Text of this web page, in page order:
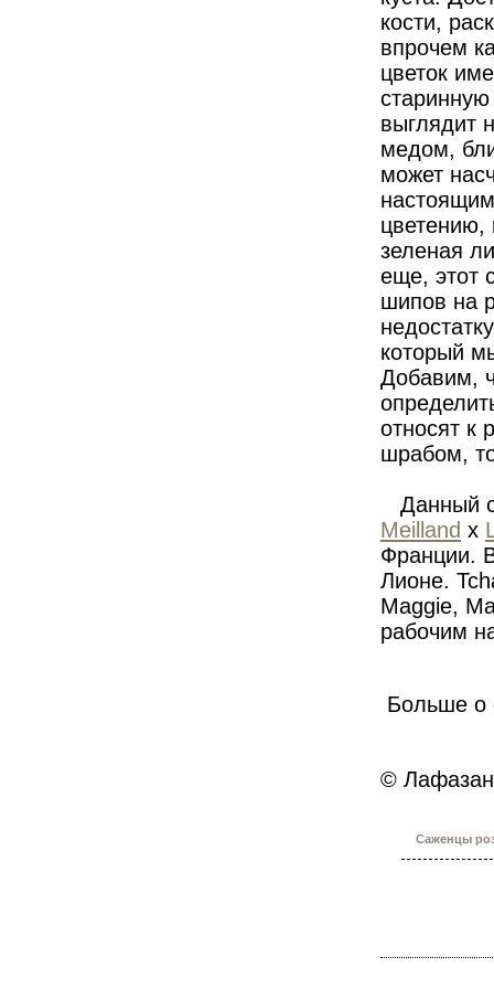
кости,
впрочем
цветок
выглядит
медом,
может
цветению,
зеленая
еще, этот
шипов на
который
Добавим,
относят к
шрабом,
Данный
Meilland х
Франции.
Лионе.
Maggie,
рабочим
Больше о
©
Саженцы